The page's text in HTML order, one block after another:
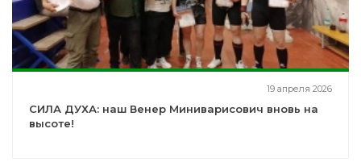
19 апреля 2026
СИЛА ДУХА: наш Венер Миниварисович вновь на
высоте!